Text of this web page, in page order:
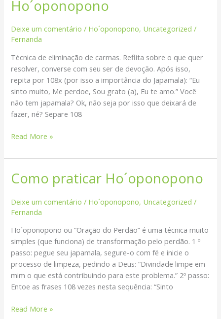
Ho´oponopono
Deixe um comentário / Ho´oponopono, Uncategorized /
Fernanda
Técnica de eliminação de carmas. Reflita sobre o que quer
resolver, converse com seu ser de devoção. Após isso,
repita por 108x (por isso a importância do Japamala): “Eu
sinto muito, Me perdoe, Sou grato (a), Eu te amo.” Você
não tem japamala? Ok, não seja por isso que deixará de
fazer, né? Separe 108
Ho
´oponopono
Read More »
Como praticar Ho´oponopono
Deixe um comentário / Ho´oponopono, Uncategorized /
Fernanda
Ho´oponopono ou “Oração do Perdão” é uma técnica muito
simples (que funciona) de transformação pelo perdão. 1 º
passo: pegue seu japamala, segure-o com fé e inicie o
processo de limpeza, pedindo a Deus: “Divindade limpe em
mim o que está contribuindo para este problema.” 2º passo:
Entoe as frases 108 vezes nesta sequência: “Sinto
Como
praticar
Ho
´oponopono
Read More »